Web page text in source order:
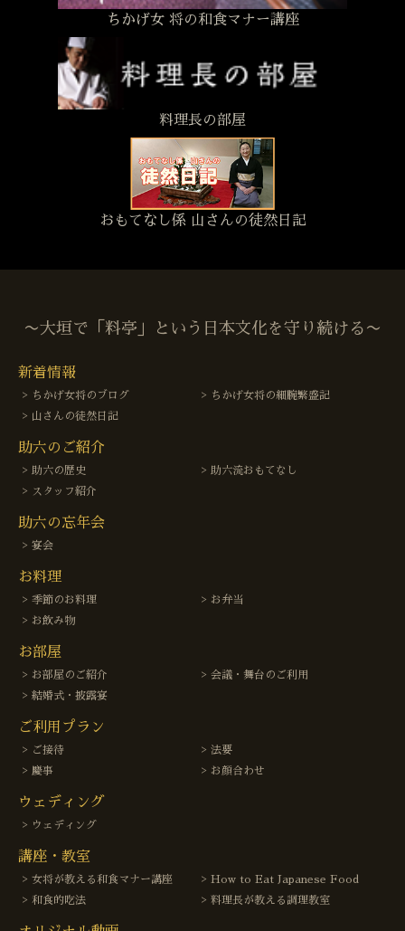
ちかげ女 将の和食マナー講座
料理長の部屋
おもてなし係 山さんの徒然日記
〜大垣で「料亭」という日本文化を守り続ける〜
新着情報
ちかげ女将のブログ
ちかげ女将の細腕繁盛記
山さんの徒然日記
助六のご紹介
助六の歴史
助六流おもてなし
スタッフ紹介
助六の忘年会
宴会
お料理
季節のお料理
お弁当
お飲み物
お部屋
お部屋のご紹介
会議・舞台のご利用
結婚式・披露宴
ご利用プラン
ご接待
法要
慶事
お顔合わせ
ウェディング
ウェディング
講座・教室
女将が教える和食マナー講座
How to Eat Japanese Food
和食的吃法
料理長が教える調理教室